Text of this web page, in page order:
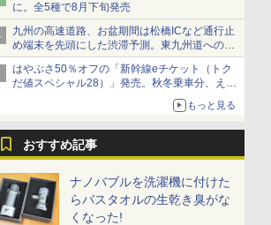
に。全5種で8月下旬発売
九州の高速道路、お盆期間は松橋ICなど通行止
め端末を先頭にした渋滞予測。東九州道への迂
回は料金調整を実施
はやぶさ50％オフの「新幹線eチケット（トク
だ値スペシャル28）」発売。秋冬乗車分、えき
もっと見る
おすすめ記事
ナノバブルを洗濯機に付けた
らバスタオルの生乾き臭がな
くなった!